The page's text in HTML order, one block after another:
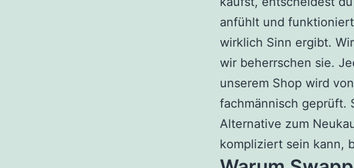
anfühlt und
wirklich Sinn ergibt.
wir beherrschen sie.
unserem Shop wird
fachmännisch geprüft.
Alternative zum
kompliziert sein kann,